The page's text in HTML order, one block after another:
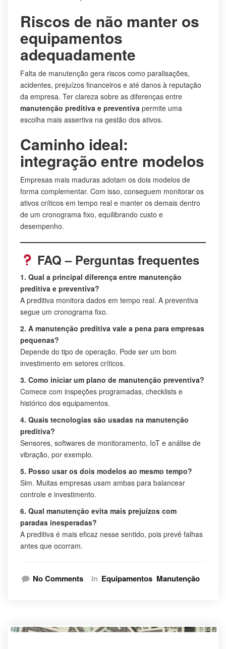
Riscos de não manter os
equipamentos
adequadamente
Falta de manutenção gera riscos como paralisações,
acidentes, prejuízos financeiros e até danos à reputação
da empresa. Ter clareza sobre as diferenças entre
manutenção preditiva e preventiva permite uma
escolha mais assertiva na gestão dos ativos.
Caminho ideal:
integração entre modelos
Empresas mais maduras adotam os dois modelos de
forma complementar. Com isso, conseguem monitorar os
ativos críticos em tempo real e manter os demais dentro
de um cronograma fixo, equilibrando custo e
desempenho.
FAQ – Perguntas frequentes
1. Qual a principal diferença entre manutenção
preditiva e preventiva?
A preditiva monitora dados em tempo real. A preventiva
segue um cronograma fixo.
2. A manutenção preditiva vale a pena para empresas
pequenas?
Depende do tipo de operação. Pode ser um bom
investimento em setores críticos.
3. Como iniciar um plano de manutenção preventiva?
Comece com inspeções programadas, checklists e
histórico dos equipamentos.
4. Quais tecnologias são usadas na manutenção
preditiva?
Sensores, softwares de monitoramento, IoT e análise de
vibração, por exemplo.
5. Posso usar os dois modelos ao mesmo tempo?
Sim. Muitas empresas usam ambas para balancear
controle e investimento.
6. Qual manutenção evita mais prejuízos com
paradas inesperadas?
A preditiva é mais eficaz nesse sentido, pois prevê falhas
antes que ocorram.
No Comments In Equipamentos Manutenção